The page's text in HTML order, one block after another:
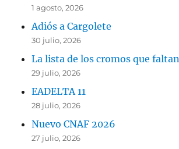
1 agosto, 2026
Adiós a Cargolete
30 julio, 2026
La lista de los cromos que faltan
29 julio, 2026
EADELTA 11
28 julio, 2026
Nuevo CNAF 2026
27 julio, 2026